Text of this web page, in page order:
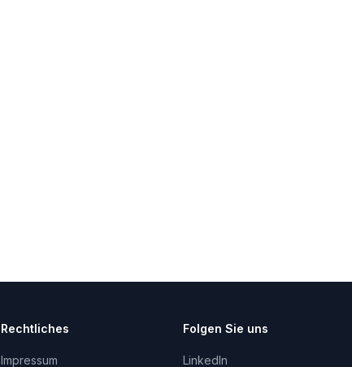
Rechtliches
Impressum
Folgen Sie uns
LinkedIn